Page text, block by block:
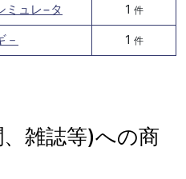
ミュレ−タ 1 件
－ 1 件
雑誌等)への商